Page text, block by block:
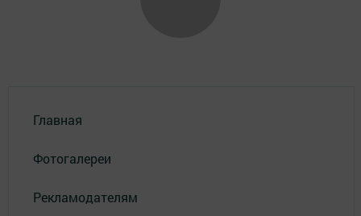
Главная
Фотогалереи
Рекламодателям